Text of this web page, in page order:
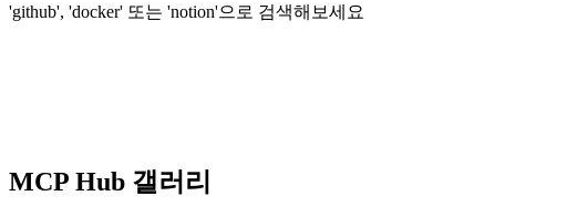
'github', 'docker' 또는 'notion'으로 검색해보세요
MCP Hub 갤러리